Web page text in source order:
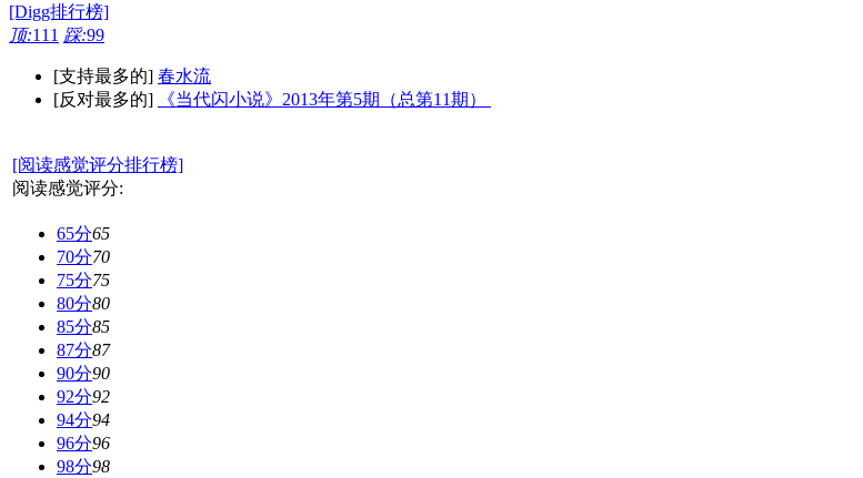
[Digg排行榜]
顶:111 踩:99
[支持最多的] 春水流
[反对最多的]
《当代闪小说》2013年第5期（总第11期）
[阅读感觉评分排行榜]
阅读感觉评分:
65分65
70分70
75分75
80分80
85分85
87分87
90分90
92分92
94分94
96分96
98分98